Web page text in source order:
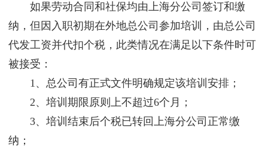
如果劳动合同和社保均由上海分公司签订和缴
纳，但因入职初期在外地总公司参加培训，由总公司
代发工资并代扣个税，此类情况在满足以下条件时可
被接受：
1、总公司有正式文件明确规定该培训安排；
2、培训期限原则上不超过6个月；
3、培训结束后个税已转回上海分公司正常缴
纳；